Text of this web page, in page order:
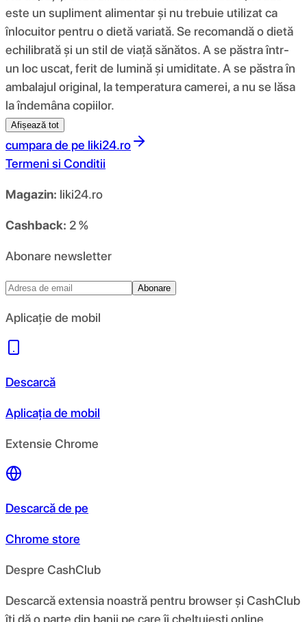
este un supliment alimentar și nu trebuie utilizat ca
înlocuitor pentru o dietă variată. Se recomandă o dietă
echilibrată și un stil de viață sănătos. A se păstra într-
un loc uscat, ferit de lumină și umiditate. A se păstra în
ambalajul original, la temperatura camerei, a nu se lăsa
la îndemâna copiilor.
Afișează tot
cumpara de pe liki24.ro
Termeni si Conditii
Magazin: liki24.ro
Cashback: 2 %
Abonare newsletter
Abonare
Aplicație de mobil
Descarcă
Aplicația de mobil
Extensie Chrome
Descarcă de pe
Chrome store
Despre CashClub
Descarcă extensia noastră pentru browser și CashClub
îți dă o parte din banii pe care îi cheltuiești online